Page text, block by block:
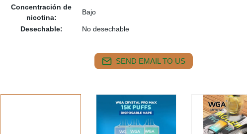
Concentración de
nicotina:
Bajo
Desechable: No desechable
SEND EMAIL TO US